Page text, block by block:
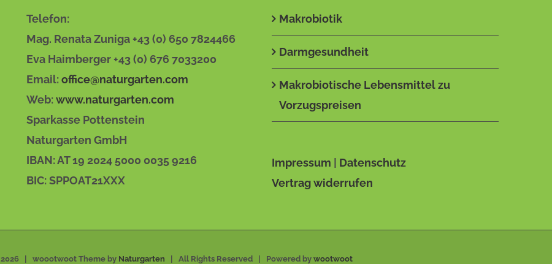
Telefon:
Mag. Renata Zuniga +43 (0) 650 7824466
Eva Haimberger +43 (0) 676 7033200
Email:office@naturgarten.com
Web:www.naturgarten.com
Sparkasse Pottenstein
Naturgarten GmbH
IBAN: AT 19 2024 5000 0035 9216
BIC: SPPOAT21XXX
Makrobiotik
Darmgesundheit
Makrobiotische Lebensmittel zu
Vorzugspreisen
Impressum
Datenschutz
Vertrag widerrufen
2026 | woootwoot Theme by Naturgarten | All Rights Reserved | Powered by wootwoot